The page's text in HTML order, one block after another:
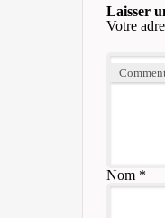
Laisser
Votre
Nom*